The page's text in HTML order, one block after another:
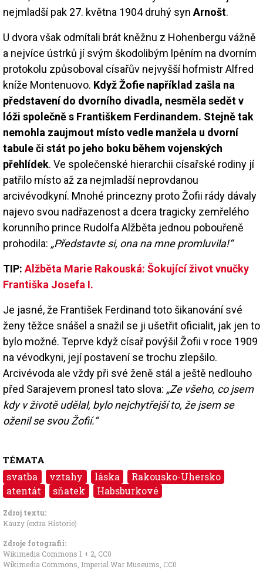
nejmladší pak 27. května 1904 druhý syn Arnošt.
U dvora však odmítali brát kněžnu z Hohenbergu vážně
a nejvíce ústrků jí svým škodolibým lpěním na dvorním
protokolu způsoboval císařův nejvyšší hofmistr Alfred
kníže Montenuovo. Když Žofie například zašla na
představení do dvorního divadla, nesměla sedět v
lóži společně s Františkem Ferdinandem. Stejně tak
nemohla zaujmout místo vedle manžela u dvorní
tabule či stát po jeho boku během vojenských
přehlídek. Ve společenské hierarchii císařské rodiny jí
patřilo místo až za nejmladší neprovdanou
arcivévodkyní. Mnohé princezny proto Žofii rády dávaly
najevo svou nadřazenost a dcera tragicky zemřelého
korunního prince Rudolfa Alžběta jednou pobouřeně
prohodila: „Představte si, ona na mne promluvila!“
TIP: Alžběta Marie Rakouská: Šokující život vnučky
Františka Josefa I.
Je jasné, že František Ferdinand toto šikanování své
ženy těžce snášel a snažil se ji ušetřit oficialit, jak jen to
bylo možné. Teprve když císař povýšil Žofii v roce 1909
na vévodkyni, její postavení se trochu zlepšilo.
Arcivévoda ale vždy při své ženě stál a ještě nedlouho
před Sarajevem pronesl tato slova: „Ze všeho, co jsem
kdy v životě udělal, bylo nejchytřejší to, že jsem se
oženil se svou Žofií.“
TÉMATA
svatba vztahy láska
Rakousko-Uhersko
atentát
sňatek Habsburkové
Zdroj textu:
Kauzy (extra Historie)
Zdroje fotografii:
Wikimedia Commons 1 + 2 CC0
Wikimedia Commons, Imperial War Museums CC0